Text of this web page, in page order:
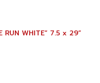
RUN WHITE” 7.5 x 29”